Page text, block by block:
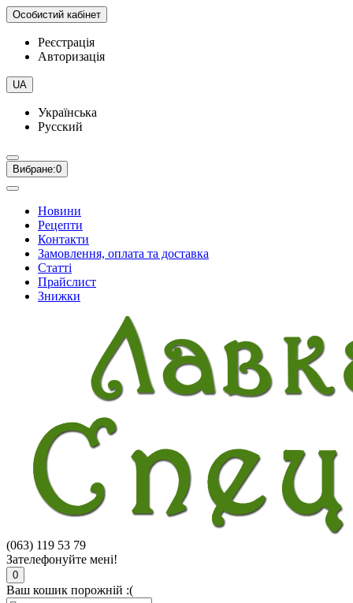
Особистий кабінет
Реєстрація
Авторизація
UA
Українська
Русский
Вибране:0
Новини
Рецепти
Контакти
Замовлення, оплата та доставка
Статті
Прайслист
Знижки
(063) 119 53 79
Зателефонуйте мені!
0
Ваш кошик порожній :(